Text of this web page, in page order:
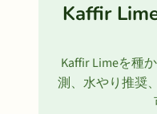
Kaffir
Kaffir Limeを種
測、水やり推奨